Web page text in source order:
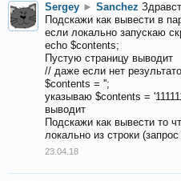
Sergey ► Sanchez
Подскажи как вывести в
если локально запускаю
echo $contents;
Пустую страницу выводит
// даже если нет
$contents = '';
указываю $contents =
выводит
Подскажи как вывести то
локально из строки
23.04.18